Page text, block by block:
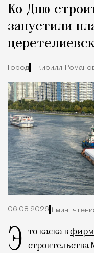
Город
Ко Дню
запустили
Город Кирилл
06.08.2026 1 мин.
Это каска в
строительства